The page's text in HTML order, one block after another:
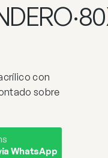
con
sobre
WhatsApp